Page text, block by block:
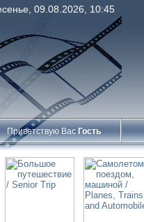
09.08.2026, 10:45
Приветствую Вас Гость